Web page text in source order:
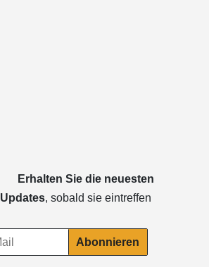
Erhalten Sie die neuesten
Updates, sobald sie eintreffen